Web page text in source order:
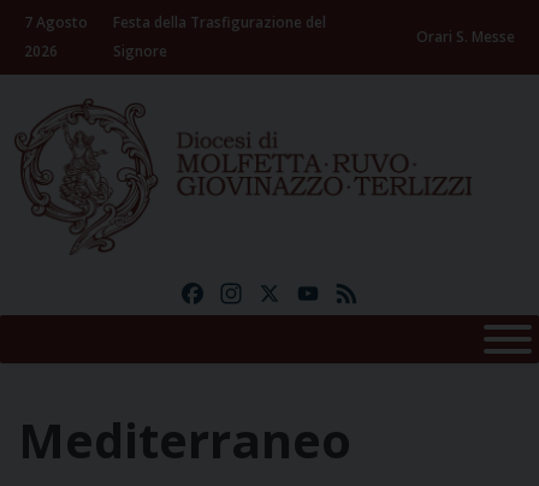
Skip
content
7 Agosto
2026
Festa della Trasfigurazione del
Signore
Orari S. Messe
FacebookInstagramYouTube
Mediterraneo